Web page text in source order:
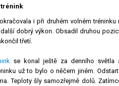
trénink
i při druhém volném tréninku
dobrý výkon. Obsadil druhou
třetí.
se konal ještě za denního světla
už to bylo o něčem jiném.
Teploty šly samozřejmě dolů.